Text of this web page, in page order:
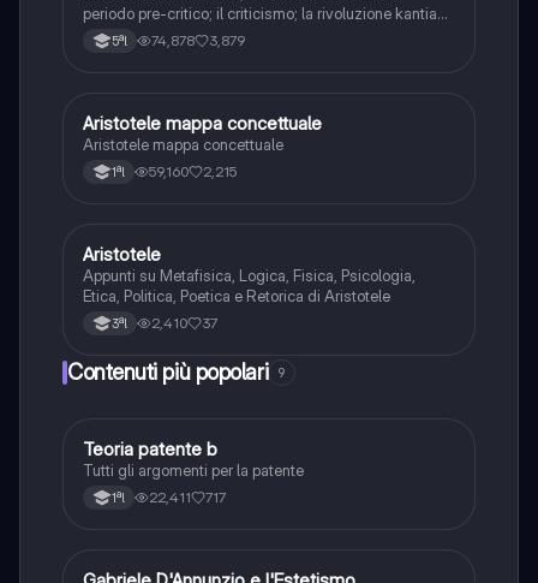
periodo pre-critico; il criticismo; la rivoluzione kantiana
e la critica della ragion pura.
5ªl 74,878 3,879
Filosofia
Aristotele mappa concettuale
Aristotele mappa concettuale
1ªl 59,160 2,215
Filosofia
Aristotele
Appunti su Metafisica, Logica, Fisica, Psicologia,
Etica, Politica, Poetica e Retorica di Aristotele
3ªl 2,410 37
Contenuti più popolari 9
Altro
Teoria patente b
Tutti gli argomenti per la patente
1ªl 22,411 717
Italiano